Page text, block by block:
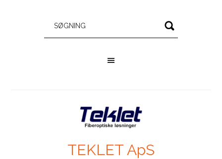
TEKLET ApS